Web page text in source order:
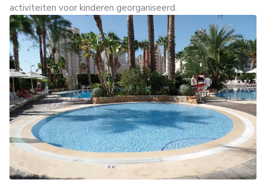
activiteiten voor kinderen georganiseerd.